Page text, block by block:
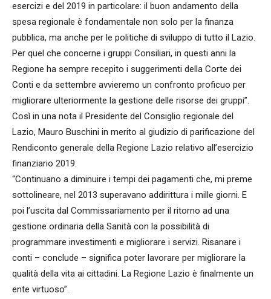
esercizi e del 2019 in particolare: il buon andamento della
spesa regionale è fondamentale non solo per la finanza
pubblica, ma anche per le politiche di sviluppo di tutto il Lazio.
Per quel che concerne i gruppi Consiliari, in questi anni la
Regione ha sempre recepito i suggerimenti della Corte dei
Conti e da settembre avvieremo un confronto proficuo per
migliorare ulteriormente la gestione delle risorse dei gruppi”.
Così in una nota il Presidente del Consiglio regionale del
Lazio, Mauro Buschini in merito al giudizio di parificazione del
Rendiconto generale della Regione Lazio relativo all’esercizio
finanziario 2019.
“Continuano a diminuire i tempi dei pagamenti che, mi preme
sottolineare, nel 2013 superavano addirittura i mille giorni. E
poi l’uscita dal Commissariamento per il ritorno ad una
gestione ordinaria della Sanità con la possibilità di
programmare investimenti e migliorare i servizi. Risanare i
conti – conclude – significa poter lavorare per migliorare la
qualità della vita ai cittadini. La Regione Lazio è finalmente un
ente virtuoso”.